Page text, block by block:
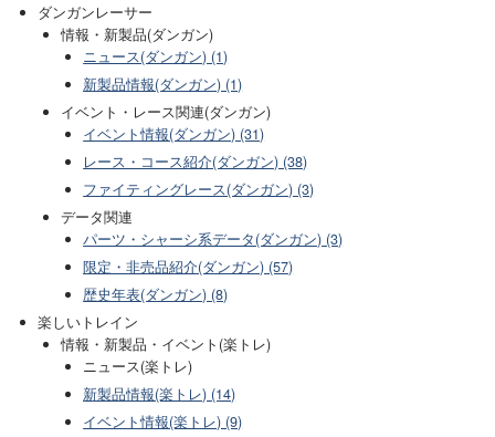
ダンガンレーサー
情報・新製品(ダンガン)
ニュース(ダンガン) (1)
新製品情報(ダンガン) (1)
イベント・レース関連(ダンガン)
イベント情報(ダンガン) (31)
レース・コース紹介(ダンガン) (38)
ファイティングレース(ダンガン) (3)
データ関連
パーツ・シャーシ系データ(ダンガン) (3)
限定・非売品紹介(ダンガン) (57)
歴史年表(ダンガン) (8)
楽しいトレイン
情報・新製品・イベント(楽トレ)
ニュース(楽トレ)
新製品情報(楽トレ) (14)
イベント情報(楽トレ) (9)